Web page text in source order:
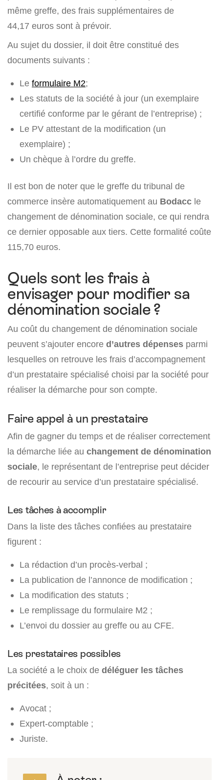
même greffe, des frais supplémentaires de
44,17 euros sont à prévoir.
Au sujet du dossier, il doit être constitué des
documents suivants :
Le formulaire M2;
Les statuts de la société à jour (un exemplaire
certifié conforme par le gérant de l’entreprise) ;
Le PV attestant de la modification (un
exemplaire) ;
Un chèque à l’ordre du greffe.
Il est bon de noter que le greffe du tribunal de
commerce insère automatiquement au Bodacc le
changement de dénomination sociale, ce qui rendra
ce dernier opposable aux tiers. Cette formalité coûte
115,70 euros.
Quels sont les frais à
envisager pour modifier sa
dénomination sociale ?
Au coût du changement de dénomination sociale
peuvent s’ajouter encore d’autres dépenses parmi
lesquelles on retrouve les frais d’accompagnement
d’un prestataire spécialisé choisi par la société pour
réaliser la démarche pour son compte.
Faire appel à un prestataire
Afin de gagner du temps et de réaliser correctement
la démarche liée au changement de dénomination
sociale, le représentant de l’entreprise peut décider
de recourir au service d’un prestataire spécialisé.
Les tâches à accomplir
Dans la liste des tâches confiées au prestataire
figurent :
La rédaction d’un procès-verbal ;
La publication de l’annonce de modification ;
La modification des statuts ;
Le remplissage du formulaire M2 ;
L’envoi du dossier au greffe ou au CFE.
Les prestataires possibles
La société a le choix de déléguer les tâches
précitées, soit à un :
Avocat ;
Expert-comptable ;
Juriste.